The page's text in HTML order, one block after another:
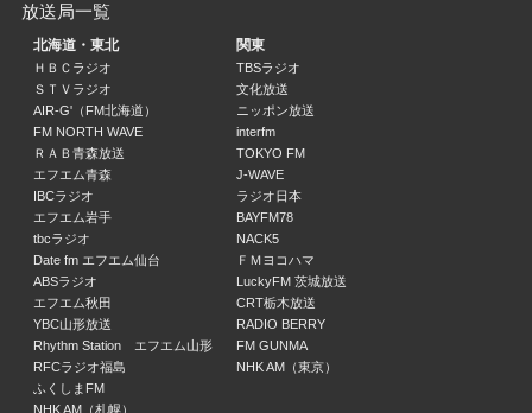
16:00 ～ 17:00
竹内弘一のありったけ！！ (2)
竹内弘一、オール阪神、植村あかり
17:00 ～ 17:45
池内ヨシカツ ｏｕｒ ｓｏｕｎｄ
池内ヨシカツ（作曲家）
17:45 ～ 18:00
金村義明のええかげんにせえ～！
金村義明（野球解説者）、田中良子、井上雅雄（MBSアナウンサー）
18:00 ～ 18:30
となりの弁さん
弁護士、西村麻子（MBSアナウンサー）
放送局一覧
北海道・東北
ＨＢＣラジオ
ＳＴＶラジオ
AIR-G'（FM北海道）
FM NORTH WAVE
ＲＡＢ青森放送
エフエム青森
IBCラジオ
エフエム岩手
tbcラジオ
Date fm エフエム仙台
ABSラジオ
エフエム秋田
YBC山形放送
Rhythm Station エフエム山形
RFCラジオ福島
ふくしまFM
NHK AM（札幌）
関東
TBSラジオ
文化放送
ニッポン放送
interfm
TOKYO FM
J-WAVE
ラジオ日本
BAYFM78
NACK5
ＦＭヨコハマ
LuckyFM 茨城放送
CRT栃木放送
RADIO BERRY
FM GUNMA
NHK AM（東京）